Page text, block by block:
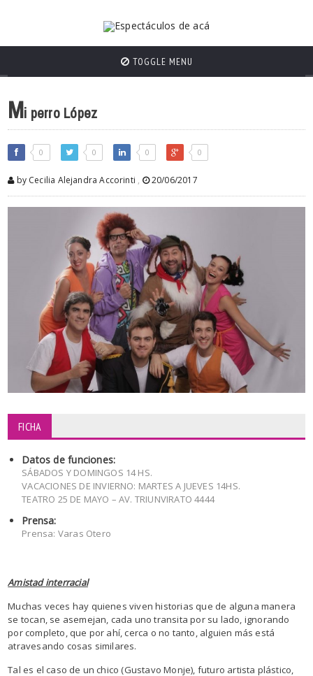
TOGGLE MENU
Mi perro López
0 0 0 0
by Cecilia Alejandra Accorinti , 20/06/2017
FICHA
Datos de funciones:
SÁBADOS Y DOMINGOS 14 HS.
VACACIONES DE INVIERNO: MARTES A JUEVES 14HS.
TEATRO 25 DE MAYO – AV. TRIUNVIRATO 4444
Prensa:
Prensa: Varas Otero
Amistad interracial
Muchas veces hay quienes viven historias que de alguna manera
se tocan, se asemejan, cada uno transita por su lado, ignorando
por completo, que por ahí, cerca o no tanto, alguien más está
atravesando cosas similares.
Tal es el caso de un chico (Gustavo Monje), futuro artista plástico,